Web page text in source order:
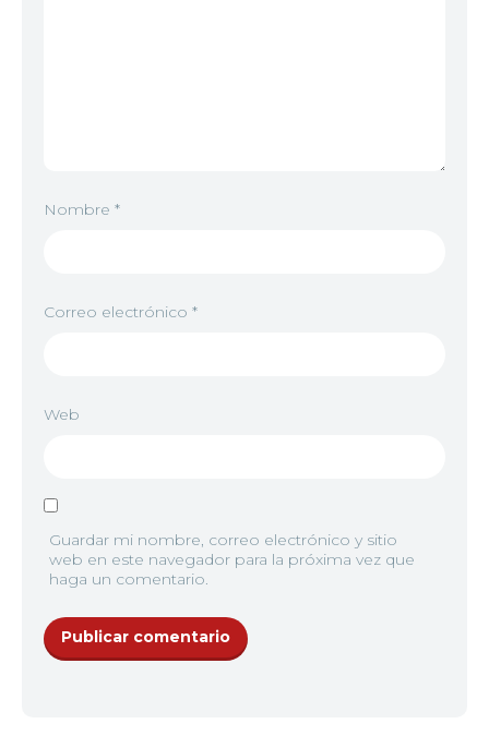
Nombre *
Correo electrónico *
Web
Guardar mi nombre, correo electrónico y sitio
web en este navegador para la próxima vez que
haga un comentario.